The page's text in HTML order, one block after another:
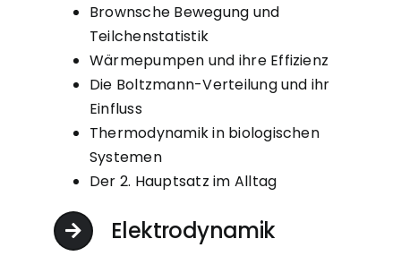
Brownsche Bewegung und
Teilchenstatistik
Wärmepumpen und ihre Effizienz
Die Boltzmann-Verteilung und ihr
Einfluss
Thermodynamik in biologischen
Systemen
Der 2. Hauptsatz im Alltag
Elektrodynamik